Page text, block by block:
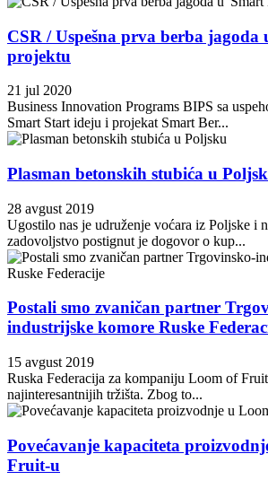
CSR / Uspešna prva berba jagoda
projektu
21 jul 2020
Business Innovation Programs BIPS sa
Smart Start ideju i projekat Smart Ber...
Plasman betonskih stubića u
28 avgust 2019
Ugostilo nas je udruženje voćara iz Poljske i
zadovoljstvo postignut je dogovor o kup...
Postali smo zvaničan partner
industrijske komore Ruske
15 avgust 2019
Ruska Federacija za kompaniju Loom of
najinteresantnijih tržišta. Zbog to...
Povećavanje kapaciteta
Fruit-u